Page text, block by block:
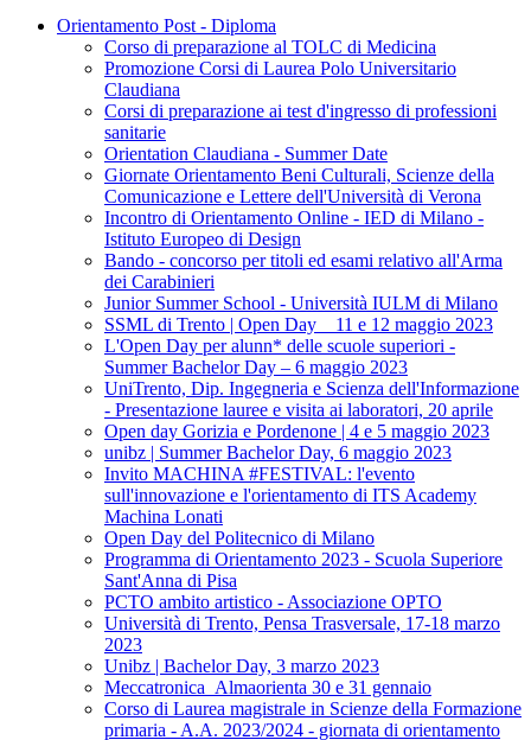
Orientamento Post - Diploma
Corso di preparazione al TOLC di Medicina
Promozione Corsi di Laurea Polo Universitario
Claudiana
Corsi di preparazione ai test d'ingresso di professioni
sanitarie
Orientation Claudiana - Summer Date
Giornate Orientamento Beni Culturali, Scienze della
Comunicazione e Lettere dell'Università di Verona
Incontro di Orientamento Online - IED di Milano -
Istituto Europeo di Design
Bando - concorso per titoli ed esami relativo all'Arma
dei Carabinieri
Junior Summer School - Università IULM di Milano
SSML di Trento | Open Day _ 11 e 12 maggio 2023
L'Open Day per alunn* delle scuole superiori -
Summer Bachelor Day – 6 maggio 2023
UniTrento, Dip. Ingegneria e Scienza dell'Informazione
- Presentazione lauree e visita ai laboratori, 20 aprile
Open day Gorizia e Pordenone | 4 e 5 maggio 2023
unibz | Summer Bachelor Day, 6 maggio 2023
Invito MACHINA #FESTIVAL: l'evento
sull'innovazione e l'orientamento di ITS Academy
Machina Lonati
Open Day del Politecnico di Milano
Programma di Orientamento 2023 - Scuola Superiore
Sant'Anna di Pisa
PCTO ambito artistico - Associazione OPTO
Università di Trento, Pensa Trasversale, 17-18 marzo
2023
Unibz | Bachelor Day, 3 marzo 2023
Meccatronica_Almaorienta 30 e 31 gennaio
Corso di Laurea magistrale in Scienze della Formazione
primaria - A.A. 2023/2024 - giornata di orientamento